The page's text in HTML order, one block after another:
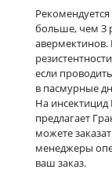
больше, чем 3
если
в пасмурные
На инсектицид
предлагает
можете
менеджеры
ваш заказ.